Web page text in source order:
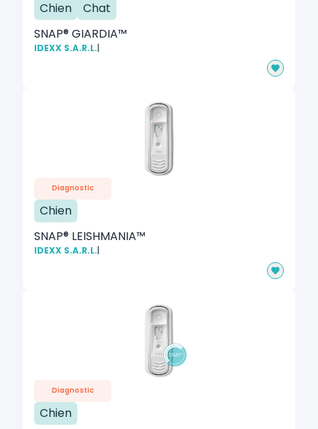
Chien
Chat
SNAP® GIARDIA™
IDEXX S.A.R.L.|
Diagnostic
Chien
SNAP® LEISHMANIA™
IDEXX S.A.R.L.|
Diagnostic
Chien